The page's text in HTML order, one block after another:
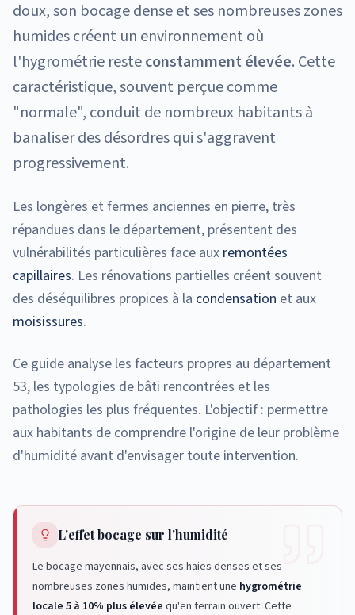
doux, son bocage dense et ses nombreuses zones
humides créent un environnement où
l'hygrométrie resteconstamment élevée. Cette
caractéristique, souvent perçue comme
"normale", conduit de nombreux habitants à
banaliser des désordres qui s'aggravent
progressivement.
Les longères et fermes anciennes en pierre, très
répandues dans le département, présentent des
vulnérabilités particulières face aux remontées
capillaires. Les rénovations partielles créent souvent
des déséquilibres propices à la condensation et aux
moisissures.
Ce guide analyse les facteurs propres au département
53, les typologies de bâti rencontrées et les
pathologies les plus fréquentes. L'objectif : permettre
aux habitants de comprendre l'origine de leur problème
d'humidité avant d'envisager toute intervention.
L'effet bocage sur l'humidité
Le bocage mayennais, avec ses haies denses et ses
nombreuses zones humides, maintient une hygrométrie
locale 5 à 10% plus élevée qu'en terrain ouvert. Cette